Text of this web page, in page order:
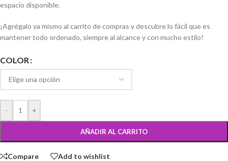
espacio disponible.
¡Agrégalo ya mismo al carrito de compras y descubre lo fácil que es
mantener todo ordenado, siempre al alcance y con mucho estilo!
COLOR
- +
AÑADIR AL CARRITO
Compare Add to wishlist